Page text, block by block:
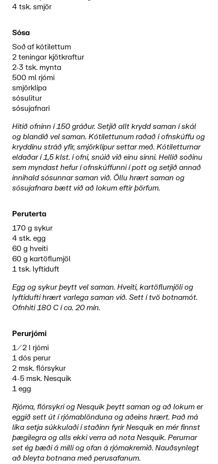
4 tsk. smjör
Sósa
Soð af kótilettum
2 teningar kjötkraftur
2-3 tsk. mynta
500 ml rjómi
smjörklípa
sósulitur
sósujafnari
Hitið ofninn í 150 gráður. Setjið allt krydd saman í skál
og blandið vel saman. Kótilettunum raðað í ofnskúffu og
kryddinu stráð yfir, smjörklípur settar með. Kótiletturnar
eldaðar í 1,5 klst. í ofni, snúið við einu sinni. Hellið soðinu
sem myndast hefur í ofnskúffunni í pott og setjið annað
innihald sósunnar saman við. Öllu hrært saman og
sósujafnara bætt við að lokum eftir þörfum.
Peruterta
170 g sykur
4 stk. egg
60 g hveiti
60 g kartöflumjöl
1 tsk. lyftiduft
Egg og sykur þeytt vel saman. Hveiti, kartöflumjöli og
lyftidufti hrært varlega saman við. Sett í tvö botnamót.
Ofnhiti 180 C í ca. 20 mín.
Perurjómi
1/2 l rjómi
1 dós perur
2 msk. flórsykur
4-5 msk. Nesquik
1 egg
Rjóma, flórsykri og Nesquik þeytt saman og að lokum er
eggið sett út í rjómablönduna og aðeins hrært. Það má
líka setja súkkulaði í staðinn fyrir Nesquik en mér finnst
þægilegra og alls ekki verra að nota Nesquik. Perurnar
set ég bæði á milli og ofan á rjómakremið. Nauðsynlegt
að bleyta botnana með perusafanum.